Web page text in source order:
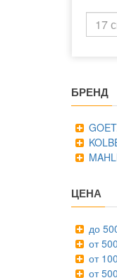
БРЕНД
ЦЕНА
до
от
от
от